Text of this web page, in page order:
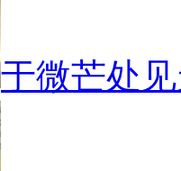
于微芒处